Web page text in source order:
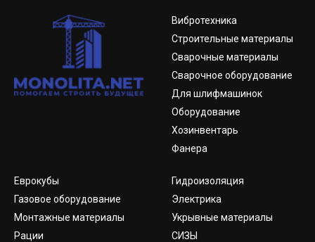
Вибротехника
Строительные материалы
Сварочные материалы
Сварочное оборудование
Для шлифмашинок
Оборудование
Хозинвентарь
Фанера
Еврокубы
Газовое оборудование
Монтажные материалы
Рации
Гидроизоляция
Электрика
Укрывные материалы
СИЗЫ